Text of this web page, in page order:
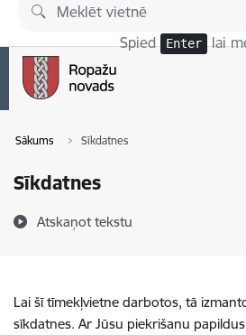
Pāriet uz lapas saturu
Spied Enter lai
Sākums Sīkdatnes
Sīkdatnes
Atskaņot tekstu
Lai šī tīmekļvietne darbotos, tā
sīkdatnes. Ar Jūsu piekrišanu